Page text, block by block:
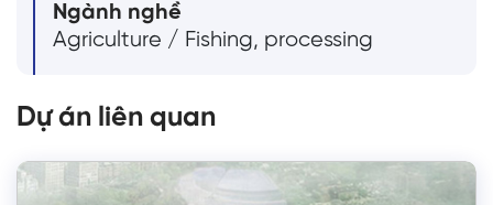
Ngành nghề
Agriculture / Fishing, processing
Dự án liên quan